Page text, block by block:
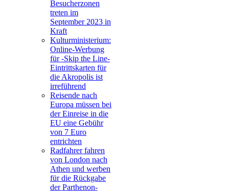
Besucherzonen
treten im
September 2023 in
Kraft
Kulturministerium:
Online-Werbung
für -Skip the Line-
Eintrittskarten für
die Akropolis ist
irreführend
Reisende nach
Europa müssen bei
der Einreise in die
EU eine Gebühr
von 7 Euro
entrichten
Radfahrer fahren
von London nach
Athen und werben
für die Rückgabe
der Parthenon-